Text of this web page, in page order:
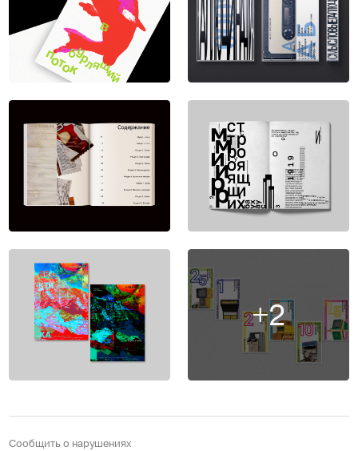
+2
Сообщить о нарушениях